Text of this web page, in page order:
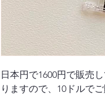
日本円で1600円で販売
りますので、10ドルで